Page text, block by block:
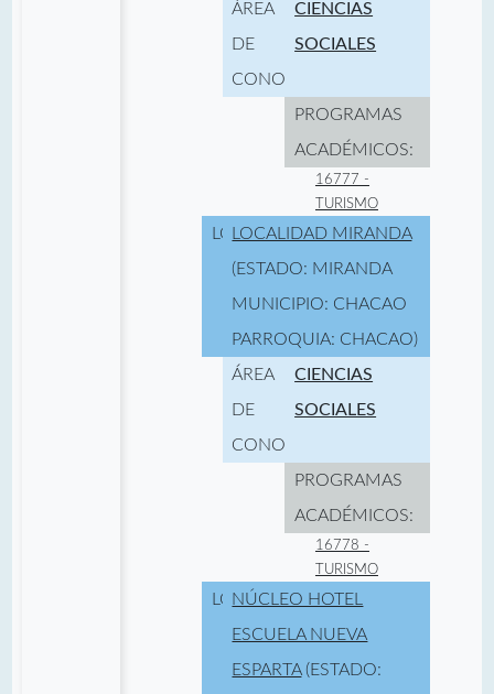
ÁREA
DE
CONOCIMIENTO:
CIENCIAS
SOCIALES
PROGRAMAS
ACADÉMICOS:
16777 -
TURISMO
LOCALIDAD:
LOCALIDAD MIRANDA
(ESTADO: MIRANDA
MUNICIPIO: CHACAO
PARROQUIA: CHACAO)
ÁREA
DE
CONOCIMIENTO:
CIENCIAS
SOCIALES
PROGRAMAS
ACADÉMICOS:
16778 -
TURISMO
LOCALIDAD:
NÚCLEO HOTEL
ESCUELA NUEVA
ESPARTA(ESTADO: